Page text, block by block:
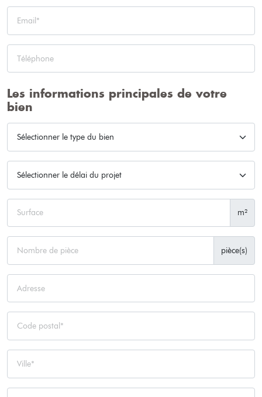
Les informations principales de votre
bien
m²
pièce(s)